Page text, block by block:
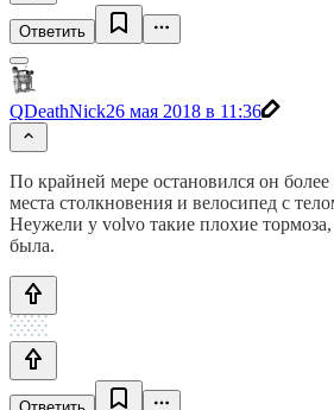
Ответить
QDeathNick26 мая 2018 в 11:36
По крайней мере остановился он
места столкновения и велосипед с
Неужели у volvo такие плохие тормоза,
была.